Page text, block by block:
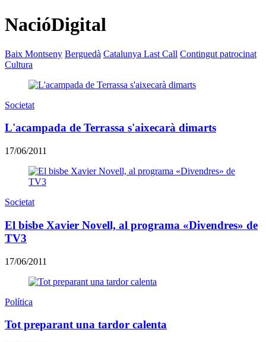
NacióDigital
Baix Montseny Berguedà Catalunya Last Call Contingut patrocinat
Cultura
Societat
L'acampada de Terrassa s'aixecarà dimarts
17/06/2011
Societat
El bisbe Xavier Novell, al programa «Divendres» de
TV3
17/06/2011
Política
Tot preparant una tardor calenta